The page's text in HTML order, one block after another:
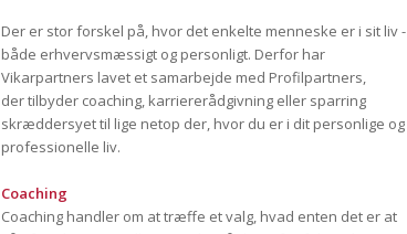
Der er stor forskel på, hvor det enkelte menneske er i sit liv -
både erhvervsmæssigt og personligt. Derfor har
Vikarpartners lavet et samarbejde med Profilpartners,
der tilbyder coaching, karriererådgivning eller sparring
skræddersyet til lige netop der, hvor du er i dit personlige og
professionelle liv.
Coaching
Coaching handler om at træffe et valg, hvad enten det er at